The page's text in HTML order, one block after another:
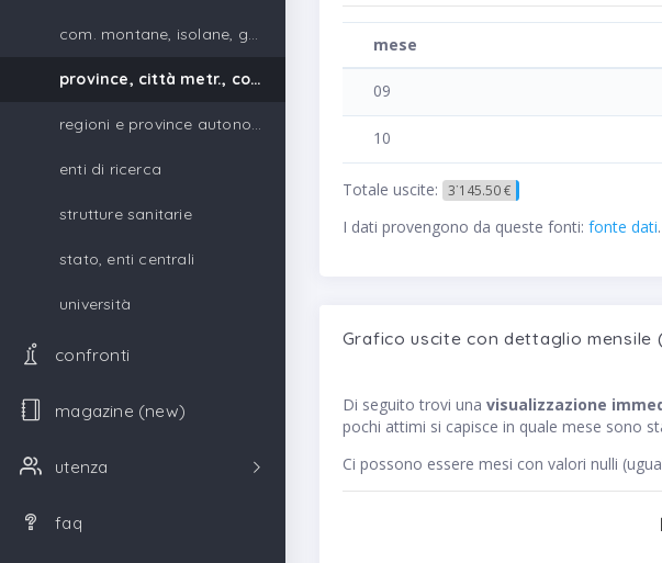
com. montane, isolane, gestori parchi
province, città metr., comuni, unione di comuni
regioni e province autonome
enti di ricerca
strutture sanitarie
stato, enti centrali
università
confronti
magazine (new)
utenza
faq
mese
09
10
Totale uscite: 3˙145.50 €
I dati provengono da queste fonti: fonte dati.
Grafico uscite con dettaglio mensile
Di seguito trovi una visualizzazione
pochi attimi si capisce in quale mese sono
Ci possono essere mesi con valori nulli